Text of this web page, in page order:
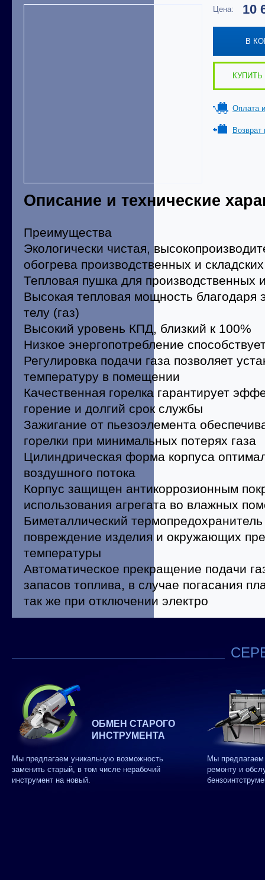
Цена: 10
В
КУПИТЬ
Оплата
Возврат
Описание и технические
Преимущества
Экологически чистая,
обогрева производственных и
Тепловая пушка для производственных
Высокая тепловая мощность благодаря
телу (газ)
Высокий уровень КПД, близкий к 100%
Низкое энергопотребление
Регулировка подачи газа позволяет
температуру в помещении
Качественная горелка гарантирует
горение и долгий срок службы
Зажигание от пьезоэлемента
горелки при минимальных потерях газа
Цилиндрическая форма корпуса
воздушного потока
Корпус защищен антикоррозионным
использования агрегата во влажных
Биметаллический
повреждение изделия и окружающих
температуры
Автоматическое прекращение подачи
запасов топлива, в случае погасания
так же при отключении электро
ОБМЕН СТАРОГО
ИНСТРУМЕНТА
Мы предлагаем уникальную возможность
заменить старый, в том числе нерабочий
инструмент на новый.
Мы
ремонту и